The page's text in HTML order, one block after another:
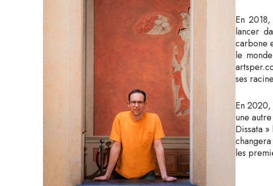
En
lancer
carbone
le
ses
En 2020,
une
Dissata
les